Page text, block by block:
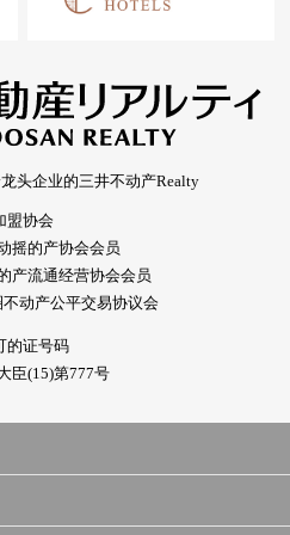
头企业的三井不动产Realty
盟协会
摇的产协会会员
产流通经营协会会员
动产公平交易协议会
的证号码
臣(15)第777号